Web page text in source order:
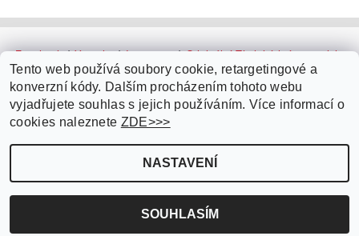
Facebook | Youtube | Instagram | Originální Thajské krémy a oleje
| Platební brána ComGate
2026 ©Parfémy do auta.cz, všechna práva vyhrazenaUpravit nastavení cookies
Vytvořil Shoptet
Tento web používá soubory cookie, retargetingové a
konverzní kódy. Dalším procházením tohoto webu
vyjadřujete souhlas s jejich používáním. Více informací o
cookies naleznete ZDE>>>
NASTAVENÍ
SOUHLASÍM